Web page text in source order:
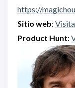
https://
Sitio web:
Product Hunt: